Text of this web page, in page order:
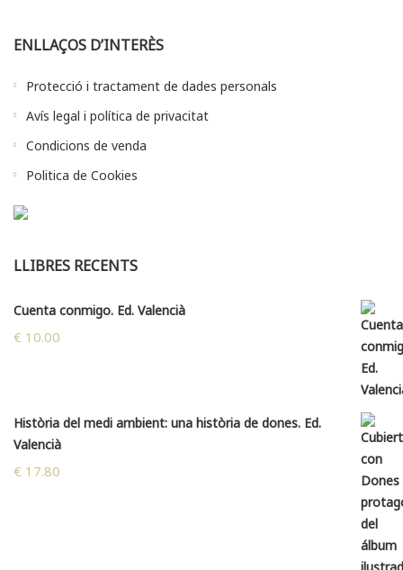
ENLLAÇOS D’INTERÈS
Protecció i tractament de dades personals
Avís legal i política de privacitat
Condicions de venda
Politica de Cookies
LLIBRES RECENTS
Cuenta conmigo. Ed. Valencià
€ 10.00
Història del medi ambient: una història de dones. Ed.
Valencià
€ 17.80